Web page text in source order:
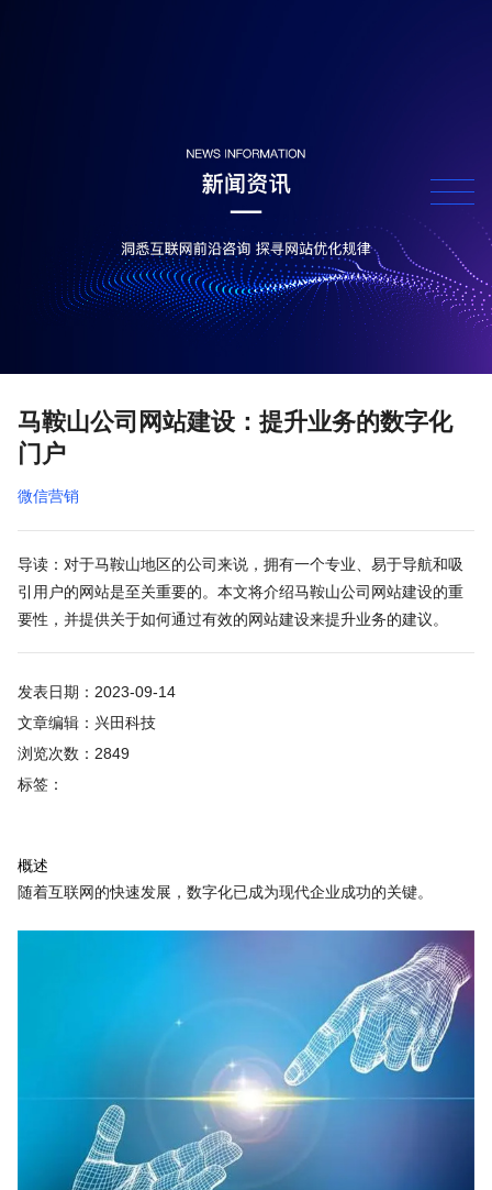
马鞍山公司网站建设：提升业务的数字化
门户
微信营销
导读：对于马鞍山地区的公司来说，拥有一个专业、易于导航和吸
引用户的网站是至关重要的。本文将介绍马鞍山公司网站建设的重
要性，并提供关于如何通过有效的网站建设来提升业务的建议。
发表日期：2023-09-14
文章编辑：兴田科技
浏览次数：2849
标签：
概述
随着互联网的快速发展，数字化已成为现代企业成功的关键。